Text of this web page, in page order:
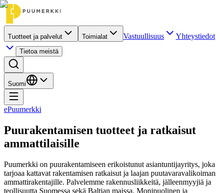
Tuotteet ja palvelut Toimialat Vastuullisuus Yhteystiedot
Tietoa meistä
Suomi
ePuumerkki
Puurakentamisen tuotteet ja ratkaisut
ammattilaisille
Puumerkki on puurakentamiseen erikoistunut asiantuntijayritys, joka
tarjoaa kattavat rakentamisen ratkaisut ja laajan puutavaravalikoiman
ammattirakentajille. Palvelemme rakennusliikkeitä, jälleenmyyjiä ja
teollisuutta Suomessa sekä Baltian maissa. Monipuolinen ja